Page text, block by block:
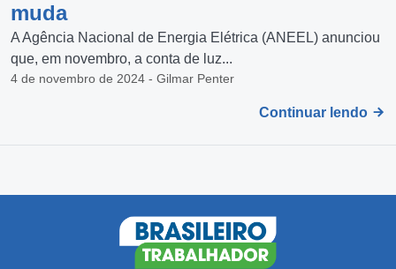
muda
A Agência Nacional de Energia Elétrica (ANEEL) anunciou
que, em novembro, a conta de luz...
4 de novembro de 2024 - Gilmar Penter
Continuar lendo